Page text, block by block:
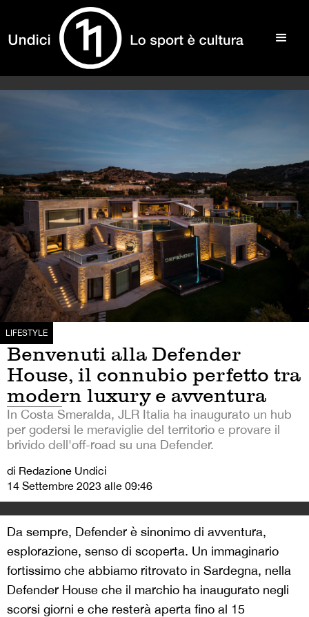
LIFESTYLE
Benvenuti alla Defender
House, il connubio perfetto tra
modern luxury e avventura
In Costa Smeralda, JLR Italia ha inaugurato un hub
per godersi le meraviglie del territorio e provare il
brivido dell'off-road su una Defender.
di Redazione Undici
14 Settembre 2023 alle 09:46
Da sempre, Defender è sinonimo di avventura,
esplorazione, senso di scoperta. Un immaginario
fortissimo che abbiamo ritrovato in Sardegna, nella
Defender House che il marchio ha inaugurato negli
scorsi giorni e che resterà aperta fino al 15